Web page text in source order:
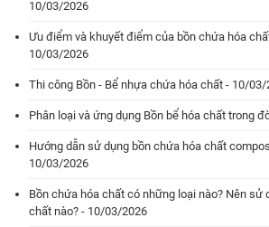
10/03/2026
Ưu điểm và khuyết điểm của bồn chứa hóa
10/03/2026
Thi công Bồn - Bể nhựa chứa hóa chất - 10/03/
Phân loại và ứng dụng Bồn bể hóa chất trong
Hướng dẫn sử dụng bồn chứa hóa chất
10/03/2026
Bồn chứa hóa chất có những loại nào? Nên sử
chất nào? - 10/03/2026